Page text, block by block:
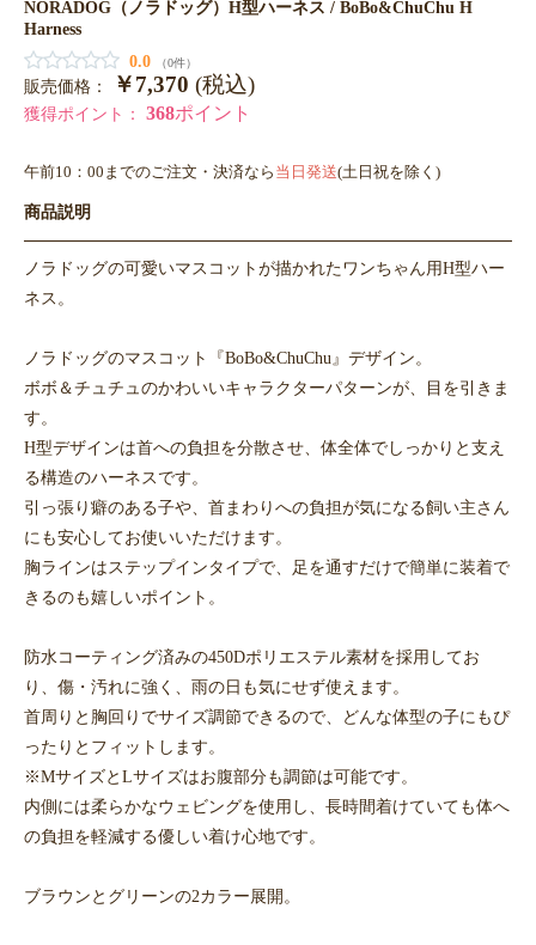
NORADOG（ノラドッグ）H型ハーネス / BoBo&ChuChu H
Harness
0.0
（0件）
販売価格： ￥7,370 (税込)
獲得ポイント： 368ポイント
午前10：00までのご注文・決済なら 当日発送(土日祝を除く)
商品説明
ノラドッグの可愛いマスコットが描かれたワンちゃん用H型ハー
ネス。
ノラドッグのマスコット『BoBo&ChuChu』デザイン。
ボボ＆チュチュのかわいいキャラクターパターンが、目を引きま
す。
H型デザインは首への負担を分散させ、体全体でしっかりと支え
る構造のハーネスです。
引っ張り癖のある子や、首まわりへの負担が気になる飼い主さん
にも安心してお使いいただけます。
胸ラインはステップインタイプで、足を通すだけで簡単に装着で
きるのも嬉しいポイント。
防水コーティング済みの450Dポリエステル素材を採用してお
り、傷・汚れに強く、雨の日も気にせず使えます。
首周りと胸回りでサイズ調節できるので、どんな体型の子にもぴ
ったりとフィットします。
※MサイズとLサイズはお腹部分も調節は可能です。
内側には柔らかなウェビングを使用し、長時間着けていても体へ
の負担を軽減する優しい着け心地です。
ブラウンとグリーンの2カラー展開。